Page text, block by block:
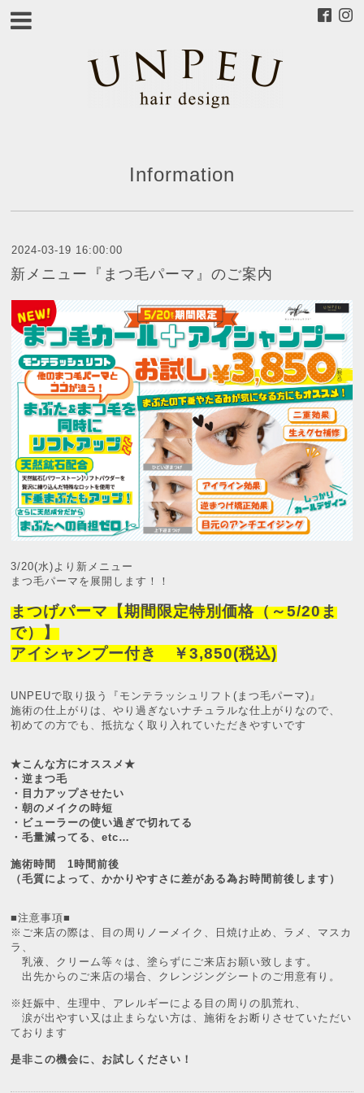
Information
2024-03-19 16:00:00
新メニュー『まつ毛パーマ』のご案内
3/20(水)より新メニュー
まつ毛パーマを展開します！！
まつげパーマ【期間限定特別価格（～5/20ま
で）】
アイシャンプー付き ￥3,850(税込)
UNPEUで取り扱う『モンテラッシュリフト(まつ毛パーマ)』
施術の仕上がりは、やり過ぎないナチュラルな仕上がりなので、
初めての方でも、抵抗なく取り入れていただきやすいです
★こんな方にオススメ★
・逆まつ毛
・目力アップさせたい
・朝のメイクの時短
・ビューラーの使い過ぎで切れてる
・毛量減ってる、etc…
施術時間 1時間前後
（毛質によって、かかりやすさに差がある為お時間前後します）
■注意事項■
※ご来店の際は、目の周りノーメイク、日焼け止め、ラメ、マスカ
ラ、
乳液、クリーム等々は、塗らずにご来店お願い致します。
出先からのご来店の場合、クレンジングシートのご用意有り。
※妊娠中、生理中、アレルギーによる目の周りの肌荒れ、
涙が出やすい又は止まらない方は、施術をお断りさせていただい
ております
是非この機会に、お試しください！